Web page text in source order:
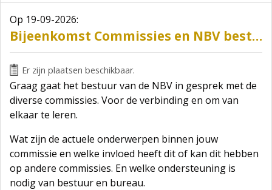
Op 19-09-2026:
Bijeenkomst Commissies en NBV bestuur
Er zijn plaatsen beschikbaar.
Graag gaat het bestuur van de NBV in gesprek met de
diverse commissies. Voor de verbinding en om van
elkaar te leren.
Wat zijn de actuele onderwerpen binnen jouw
commissie en welke invloed heeft dit of kan dit hebben
op andere commissies. En welke ondersteuning is
nodig van bestuur en bureau.